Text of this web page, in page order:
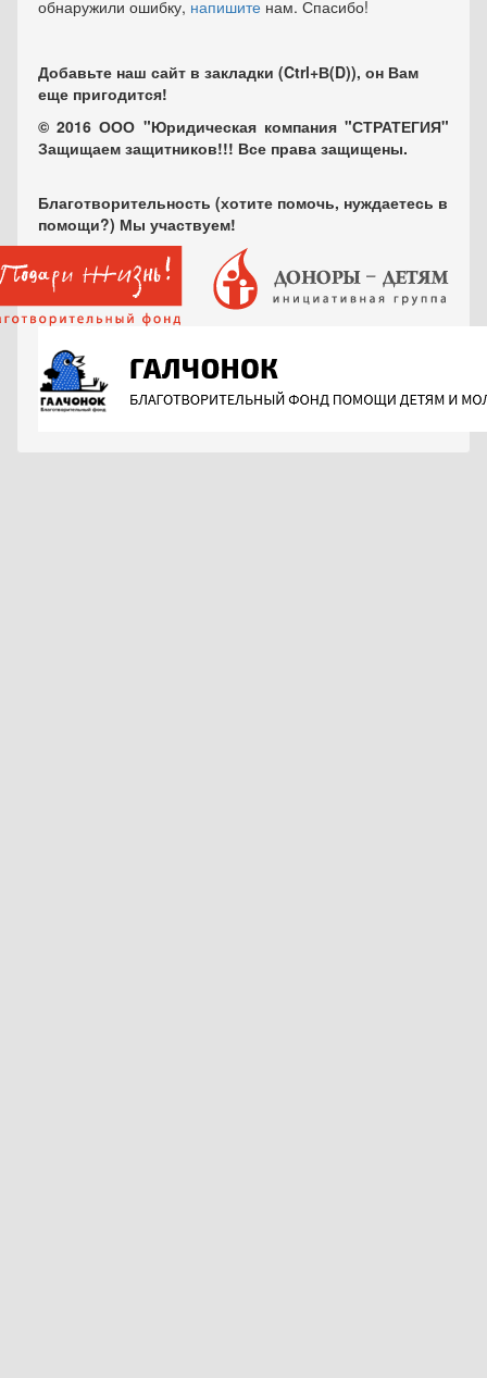
обнаружили ошибку, напишите нам. Спасибо!
Добавьте наш сайт в закладки (Ctrl+В(D)), он Вам
еще пригодится!
© 2016 ООО "Юридическая компания "СТРАТЕГИЯ"
Защищаем защитников!!! Все права защищены.
Благотворительность (хотите помочь, нуждаетесь в
помощи?) Мы участвуем!